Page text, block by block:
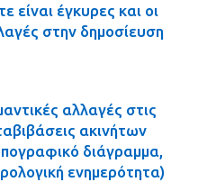
είναι έγκυρες και οι
στην δημοσίευση
αλλαγές στις
ακινήτων
διάγραμμα,
ενημερότητα)